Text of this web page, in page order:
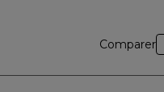
Comparer